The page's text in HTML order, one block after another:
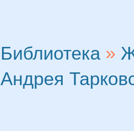
Библиотека »
Андрея